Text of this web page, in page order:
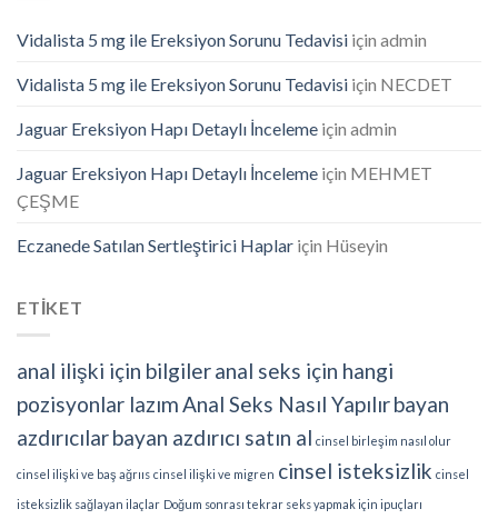
Vidalista 5 mg ile Ereksiyon Sorunu Tedavisi için admin
Vidalista 5 mg ile Ereksiyon Sorunu Tedavisi için NECDET
Jaguar Ereksiyon Hapı Detaylı İnceleme için admin
Jaguar Ereksiyon Hapı Detaylı İnceleme için MEHMET
ÇEŞME
Eczanede Satılan Sertleştirici Haplar için Hüseyin
ETİKET
anal ilişki için bilgileranal seks için hangi
pozisyonlar lazımAnal Seks Nasıl Yapılırbayan
azdırıcılarbayan azdırıcı satın al cinsel birleşim nasıl olur
cinsel ilişki ve baş ağrııs cinsel ilişki ve migren cinsel isteksizlik cinsel
isteksizlik sağlayan ilaçlar Doğum sonrası tekrar seks yapmak için ipuçları